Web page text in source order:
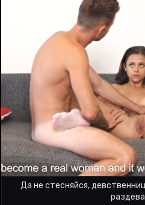
Да не стесняйся,